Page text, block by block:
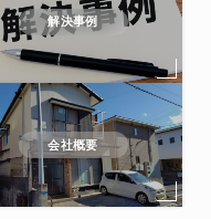
解決事例
会社概要